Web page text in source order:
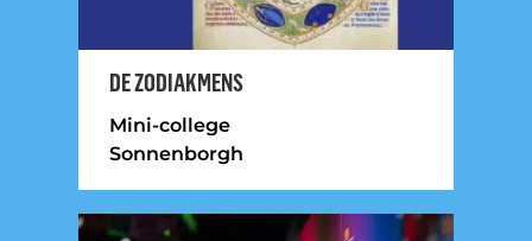
DE ZODIAKMENS
Mini-college
Sonnenborgh